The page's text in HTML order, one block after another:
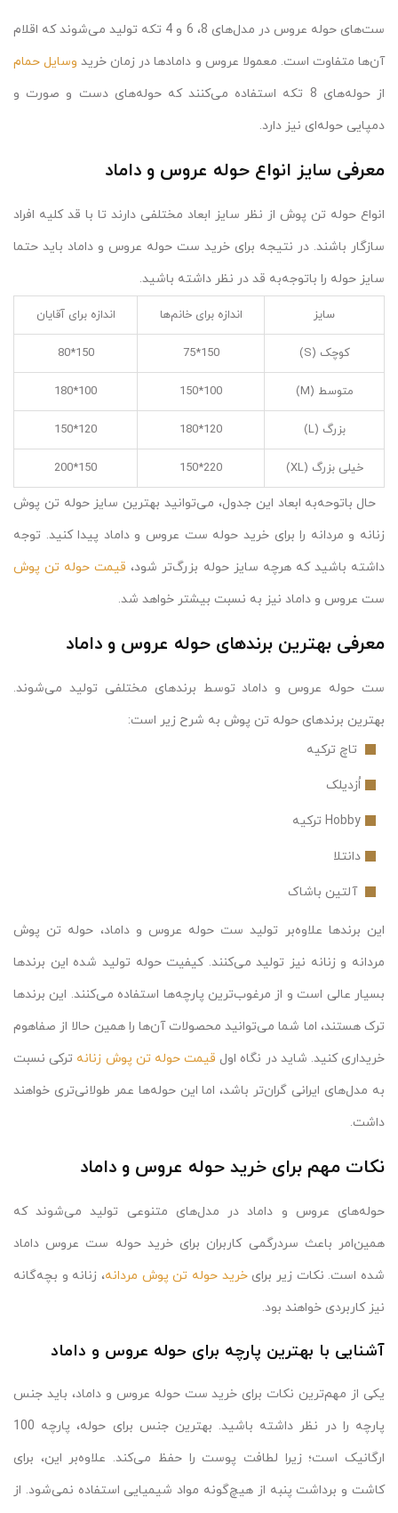
ست‌های حوله عروس در مدل‌های 8، 6 و 4 تکه تولید می‌شوند که اقلام
آن‌ها متفاوت است. معمولا عروس و داماد‌ها در زمان خرید وسایل حمام
از حوله‌های 8 تکه استفاده می‌کنند که حوله‌های دست و صورت و
دمپایی حوله‌ای نیز دارد.
معرفی سایز انواع حوله عروس و داماد
انواع حوله تن پوش از نظر سایز ابعاد مختلفی دارند تا با قد کلیه افراد
سازگار باشند. در نتیجه برای خرید ست حوله عروس و داماد باید حتما
سایز حوله را باتوجه‌به قد در نظر داشته باشید.
سایز اندازه برای خانم‌ها اندازه برای آقایان
کوچک (S) 150*75
150*80
متوسط (M) 100*150
100*180
بزرگ (L) 120*180
120*150
خیلی بزرگ (XL) 220*150
150*200
حال باتوحه‌به ابعاد این جدول، می‌توانید بهترین سایز حوله تن پوش
زنانه و مردانه را برای خرید حوله ست عروس و داماد پیدا کنید. توجه
داشته باشید که هرچه سایز حوله بزرگ‌تر شود، قیمت حوله تن پوش
ست عروس و داماد نیز به نسبت بیشتر خواهد شد.
معرفی بهترین برندهای حوله عروس و داماد
ست حوله عروس و داماد توسط برندهای مختلفی تولید می‌شوند.
بهترین برندهای حوله تن پوش به شرح زیر است:
تاچ ترکیه
اُزدیلک
Hobby ترکیه
دانتلا
آلتین باشاک
این برندها علاوه‌بر تولید ست حوله عروس و داماد، حوله تن پوش
مردانه و زنانه نیز تولید می‌کنند. کیفیت حوله تولید شده این برندها
بسیار عالی است و از مرغوب‌ترین پارچه‌ها استفاده می‌کنند. این برندها
ترک هستند، اما شما می‌توانید محصولات آن‌ها را همین‌ حالا از صفاهوم
خریداری کنید. شاید در نگاه اول قیمت حوله تن پوش زنانه ترکی نسبت
به مدل‌های ایرانی گران‌تر باشد،‌ اما این حوله‌ها عمر طولانی‌تری خواهند
داشت.
نکات مهم برای خرید حوله عروس و داماد
حوله‌های عروس و داماد در مدل‌های متنوعی تولید می‌شوند که
همین‌امر باعث سردرگمی کاربران برای خرید حوله ست عروس داماد
شده است. نکات زیر برایخرید حوله تن پوش مردانه، زنانه و بچه‌گانه
نیز کاربردی خواهند بود.
آشنایی با بهترین پارچه برای حوله عروس و داماد
یکی از مهم‌ترین نکات برای خرید ست حوله عروس و داماد، باید جنس
پارچه را در نظر داشته باشید. بهترین جنس برای حوله، پارچه 100
ارگانیک است؛ زیرا لطافت پوست را حفظ می‌کند. علاوه‌بر این، برای
کاشت و برداشت پنبه از هیچ‌گونه مواد شیمیایی استفاده نمی‌شود. از